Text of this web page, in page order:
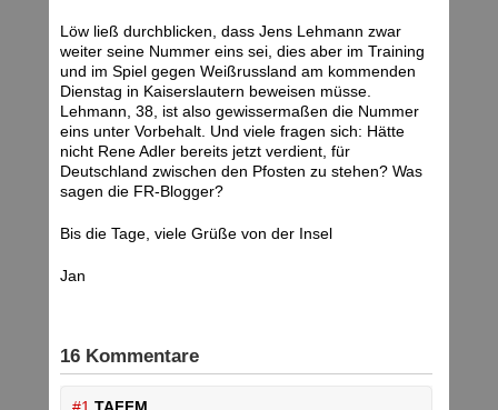
Löw ließ durchblicken, dass Jens Lehmann zwar
weiter seine Nummer eins sei, dies aber im Training
und im Spiel gegen Weißrussland am kommenden
Dienstag in Kaiserslautern beweisen müsse.
Lehmann, 38, ist also gewissermaßen die Nummer
eins unter Vorbehalt. Und viele fragen sich: Hätte
nicht Rene Adler bereits jetzt verdient, für
Deutschland zwischen den Pfosten zu stehen? Was
sagen die FR-Blogger?
Bis die Tage, viele Grüße von der Insel
Jan
16 Kommentare